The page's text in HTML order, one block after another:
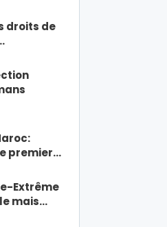
droits de
premier…
Extrême
mais…